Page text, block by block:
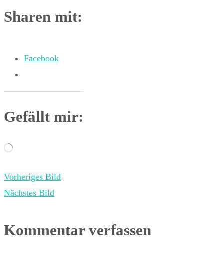
Sharen mit:
Facebook
Gefällt mir:
Wird
Vorheriges Bild
Nächstes Bild
Kommentar verfassen